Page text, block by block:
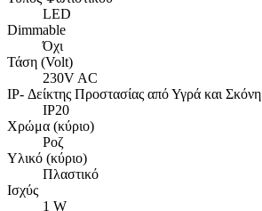
LED
Dimmable
Όχι
Τάση (Volt)
230V AC
IP- Δείκτης Προστασίας από Υγρά και Σκόνη
IP20
Χρώμα (κύριο)
Ροζ
Υλικό (κύριο)
Πλαστικό
Ισχύς
1 W